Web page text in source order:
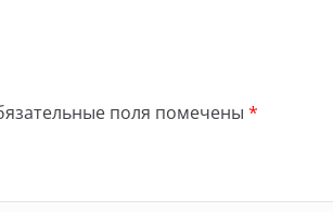
поля помечены *